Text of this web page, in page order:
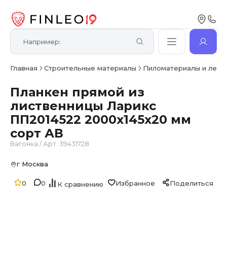
Главная Строительные материалы Пиломатериалы и
Планкен прямой из
лиственницы Ларикс
ПП2014522 2000х145х20 мм
сорт АВ
Вагонка /Арт. 39431728
0 0 К сравнению Избранное Поделиться
г Москва